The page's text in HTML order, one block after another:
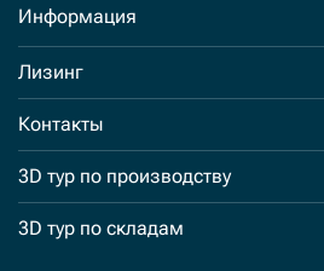
Информация
Лизинг
Контакты
3D тур по производству
3D тур по складам